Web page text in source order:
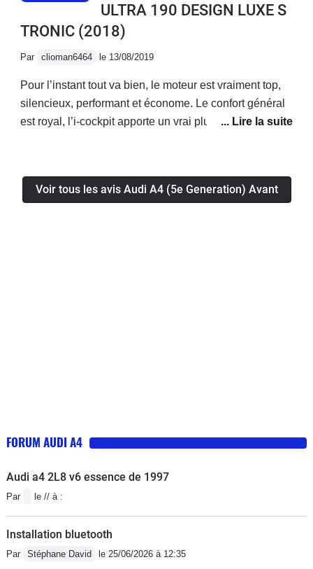
ULTRA 190 DESIGN LUXE S
TRONIC (2018)
Par clioman6464 le 13/08/2019
Pour l’instant tout va bien, le moteur est vraiment top,
silencieux, performant et économe. Le confort général
est royal, l’i-cockpit apporte un vrai plus! La voiture a
permet d’avoir une voiture bonne à tout faire!
Voir tous les avis Audi A4 (5e Generation) Avant
FORUM AUDI A4
Audi a4 2L8 v6 essence de 1997
Par le // à :
Installation bluetooth
Par Stéphane David le 25/06/2026 à 12:35